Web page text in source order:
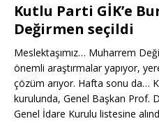
Kutlu Parti GİK’e
Değirmen seçildi
Meslektaşımız… Muharrem
önemli araştırmalar yapıyor,
çözüm arıyor. Hafta sonu da…
kurulunda, Genel Başkan Prof.
Genel İdare Kurulu listesine